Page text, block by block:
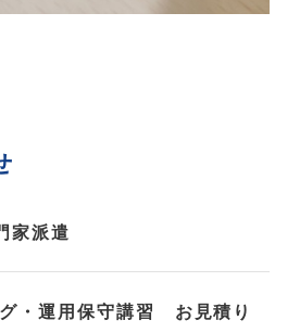
家派遣
・運用保守講習 お見積り